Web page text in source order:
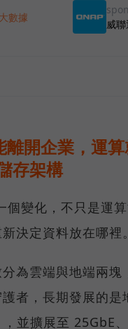
數據
威
開企業，運算
存架構
個變化，不只是運
決定資料放在哪裡。
為雲端與地端兩塊
者，長期發展的是
並擴展至 25GbE